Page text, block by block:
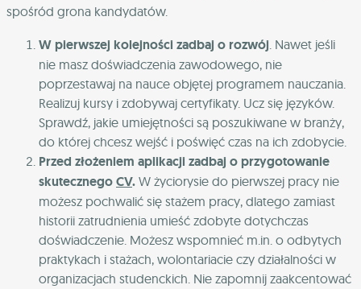
spośród grona kandydatów.
W pierwszej kolejności zadbaj o rozwój. Nawet jeśli
nie masz doświadczenia zawodowego, nie
poprzestawaj na nauce objętej programem nauczania.
Realizuj kursy i zdobywaj certyfikaty. Ucz się języków.
Sprawdź, jakie umiejętności są poszukiwane w branży,
do której chcesz wejść i poświęć czas na ich zdobycie.
Przed złożeniem aplikacji zadbaj o przygotowanie
skutecznegoCV. W życiorysie do pierwszej pracy nie
możesz pochwalić się stażem pracy, dlatego zamiast
historii zatrudnienia umieść zdobyte dotychczas
doświadczenie. Możesz wspomnieć m.in. o odbytych
praktykach i stażach, wolontariacie czy działalności w
organizacjach studenckich. Nie zapomnij zaakcentować